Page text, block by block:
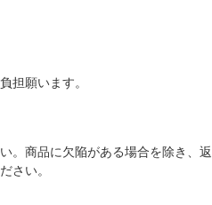
担願います。
。商品に欠陥がある場合を除き、返
さい。